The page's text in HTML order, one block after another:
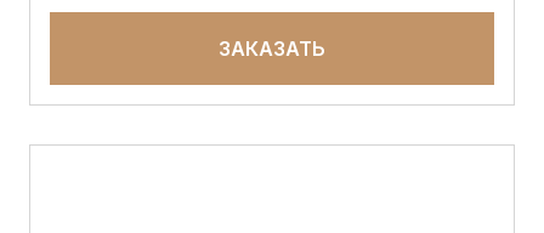
ЗАКАЗАТЬ